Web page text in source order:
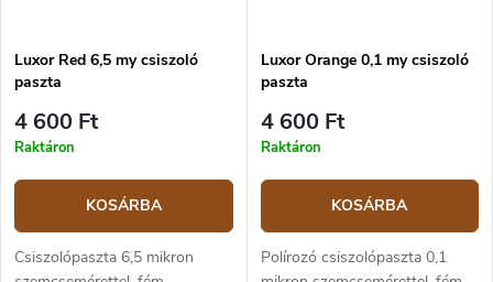
Luxor Red 6,5 my csiszoló
paszta
4 600 Ft
Raktáron
KOSÁRBA
Csiszolópaszta 6,5 mikron
Luxor Orange 0,1 my csiszoló
paszta
4 600 Ft
Raktáron
KOSÁRBA
Polírozó csiszolópaszta 0,1